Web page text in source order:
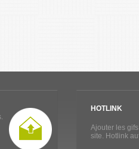
HOTLINK
Ajouter les
site. Hotlink